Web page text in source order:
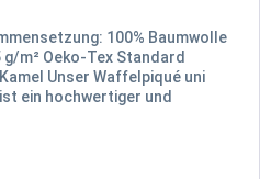
100% Baumwolle
m² Oeko-Tex Standard
Unser Waffelpiqué uni
ein hochwertiger und